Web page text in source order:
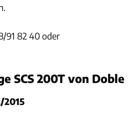
91 82 40 oder
SCS 200T von Doble
2015